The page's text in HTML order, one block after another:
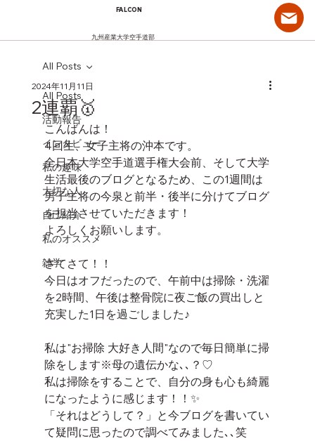
FALCON
九州産業大学空手道部
All Posts
活動報告
インタビュー
私の趣味
大切な人
自己紹介
私のオススメ
雑学
All Posts
2連覇🥇
2024年11月11日
こんばんは！
4回生、女子主将の沖本です。
全日本大学空手道選手権大会前、そして大学
生活最後のブログとなるため、この1週間は
男子主将の今泉と前半・後半に分けてブログ
を担当させていただきます！
よろしくお願いします。
さてさて！！
今日はオフだったので、午前中は掃除・洗濯
を2時間、午後は整骨院に夜ご飯の買出しと
充実した1日を過ごしました♪
私は"お掃除 大好き人間"なので毎日簡単に掃
除をします※母の遺伝かな､､？♡
私は掃除をすることで、自分の身も心も綺麗
になったように感じます！！✨
「それはどうして？」と今ブログを書いてい
て疑問に思ったので調べてみました､､笑